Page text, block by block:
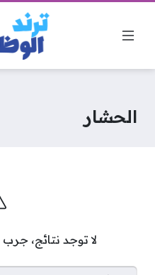
الحشار
لا توجد نتائج،